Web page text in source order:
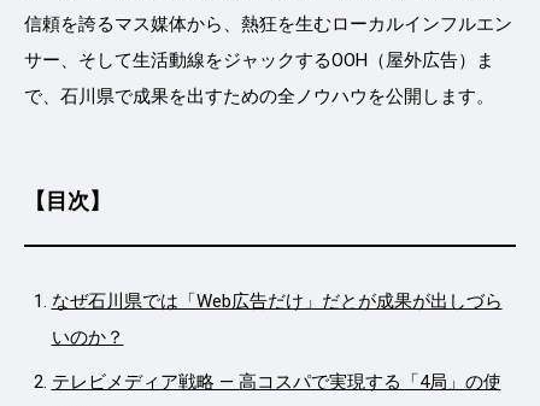
信頼を誇るマス媒体から、熱狂を生むローカルインフルエン
サー、そして生活動線をジャックするOOH（屋外広告）ま
で、石川県で成果を出すための全ノウハウを公開します。
【目次】
なぜ石川県では「Web広告だけ」だとが成果が出しづら
いのか？
テレビメディア戦略 ― 高コスパで実現する「4局」の使